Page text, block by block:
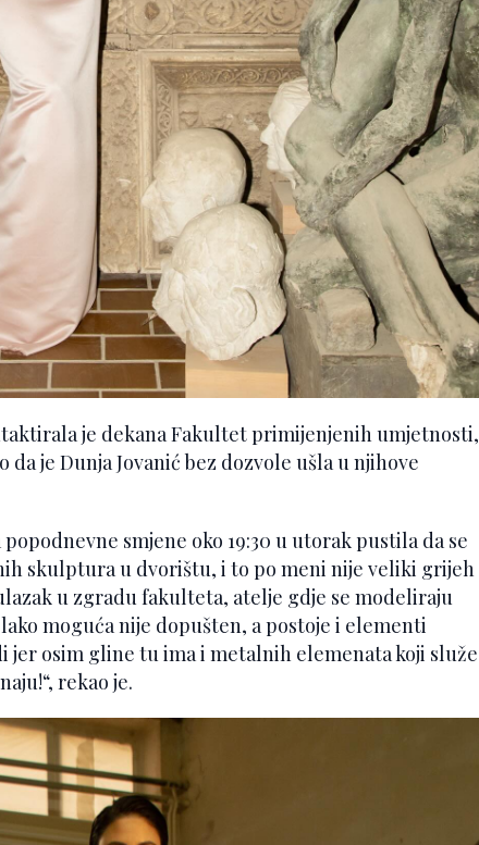
je dekana Fakultet primijenjenih umjetnosti,
je Dunja Jovanić bez dozvole ušla u njihove
popodnevne smjene oko 19:30 u utorak pustila da se
skulptura u dvorištu, i to po meni nije veliki grijeh
u zgradu fakulteta, atelje gdje se modeliraju
moguća nije dopušten, a postoje i elementi
jer osim gline tu ima i metalnih elemenata koji služe
rekao je.